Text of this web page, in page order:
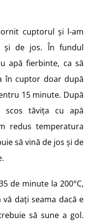
cuptorul și l-am
și de jos. În fundul
apă fierbinte, ca să
în cuptor doar după
15 minute. După
scos tăvița cu apă
redus temperatura
să vină de jos și de
de minute la 200°C,
dați seama dacă e
să sune a gol.